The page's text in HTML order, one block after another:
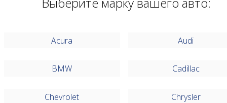
Acura Audi
BMW Cadillac
Chevrolet Chrysler